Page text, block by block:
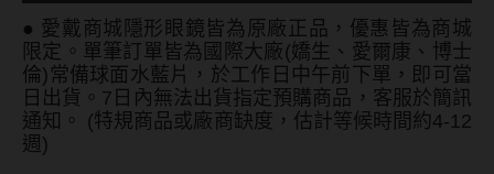
SEED實瞳
Candy Magic魔幻糖果
ReVIA蕾美
● 愛戴商城隱形眼鏡皆為原廠正品，優惠皆為商城
限定。單筆訂單皆為國際大廠(嬌生、愛爾康、博士
倫)常備球面水藍片，於工作日中午前下單，即可當
日出貨。7日內無法出貨指定預購商品，客服於簡訊
通知。 (特規商品或廠商缺度，估計等候時間約4-12
週)